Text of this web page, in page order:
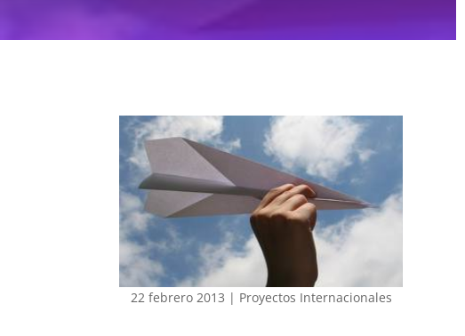
22 febrero 2013 | Proyectos Internacionales